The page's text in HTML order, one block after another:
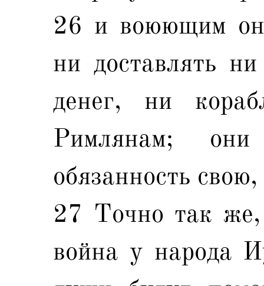
26 и воюющим
ни доставлять
денег, ни
Римлянам;
обязанность
27 Точно так же,
война у народа